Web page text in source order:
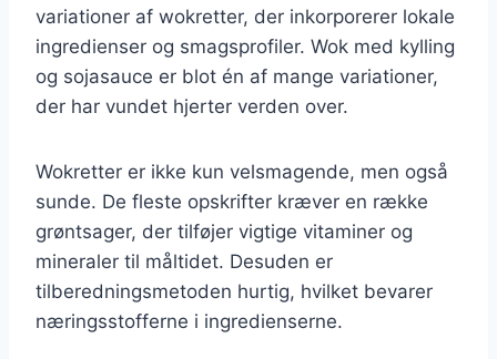
variationer af wokretter, der inkorporerer lokale
ingredienser og smagsprofiler. Wok med kylling
og sojasauce er blot én af mange variationer,
der har vundet hjerter verden over.
Wokretter er ikke kun velsmagende, men også
sunde. De fleste opskrifter kræver en række
grøntsager, der tilføjer vigtige vitaminer og
mineraler til måltidet. Desuden er
tilberedningsmetoden hurtig, hvilket bevarer
næringsstofferne i ingredienserne.